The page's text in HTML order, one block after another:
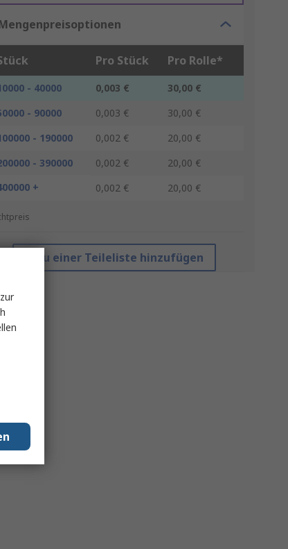
Pro Stück Pro Rolle*
- 40000 0,003 €
30,00 €
- 90000
0,003 €
30,00 €
- 190000
0,002 €
20,00 €
- 390000
0,002 €
20,00 €
+
0,002 € 20,00 €
Zu einer Teileliste hinzufügen